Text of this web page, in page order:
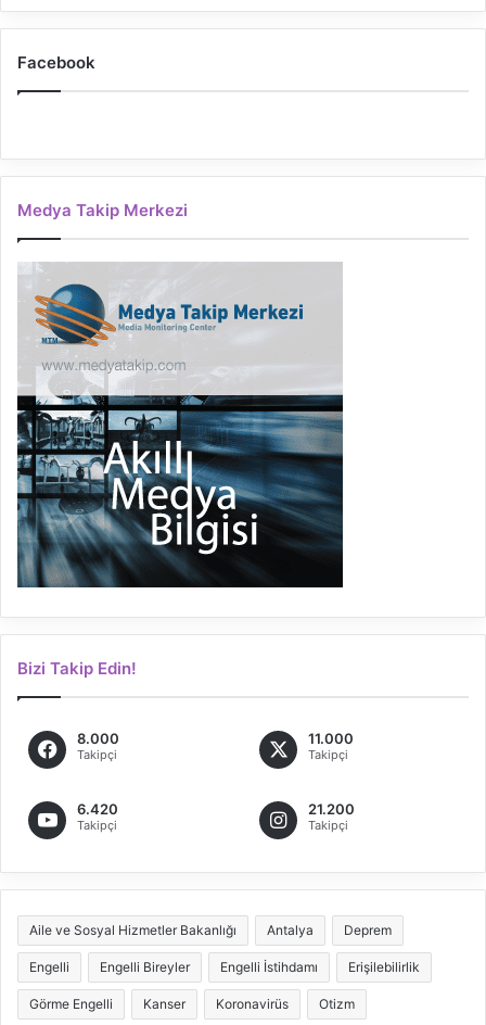
Facebook
Medya Takip Merkezi
Bizi Takip Edin!
8.000
Takipçi
11.000
Takipçi
6.420
Takipçi
21.200
Takipçi
Aile ve Sosyal Hizmetler Bakanlığı Antalya Deprem
Engelli Engelli Bireyler Engelli İstihdamı Erişilebilirlik
Görme Engelli Kanser Koronavirüs Otizm